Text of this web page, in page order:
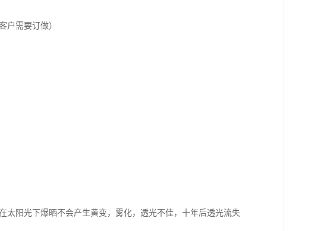
户需要订做）
太阳光下爆晒不会产生黄变，雾化，透光不佳，十年后透光流失